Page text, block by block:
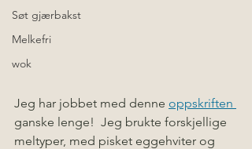
Søt gjærbakst
Melkefri
wok
Jeg har jobbet med denne oppskriften
ganske lenge!  Jeg brukte forskjellige
meltyper, med pisket eggehviter og